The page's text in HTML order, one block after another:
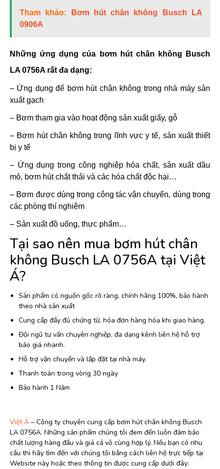
Tham khảo:
Bơm hút chân không Busch LA
0906A
Những ứng dụng của bơm hút chân không Busch
LA 0756A rất đa dạng:
– Ứng dụng để bơm hút chân không trong nhà máy sản
xuất gạch
– Bơm tham gia vào hoạt động sản xuất giấy, gỗ
– Bơm hút chân không trong lĩnh vực y tế, sản xuất thiết
bị y tế
– Ứng dụng trong công nghiệp hóa chất, sản xuất dầu
mỏ, bơm hút chất thải và các hóa chất độc hại…
– Bơm được dùng trong công tác vận chuyển, dùng trong
các phòng thí nghiệm
– Sản xuất đồ uống, thực phẩm…
Tại sao nên mua bơm hút chân
không Busch LA 0756A tại Việt
Á?
Sản phẩm có nguồn gốc rõ ràng, chính hãng 100%, bảo hành
theo nhà sản xuất
Cung cấp đầy đủ chứng từ, hóa đơn hàng hóa khi giao hàng.
Đội ngũ tư vấn chuyên nghiệp, đa dạng kênh liên hệ hỗ trợ
báo giá nhanh.
Hỗ trợ vận chuyển và lắp đặt tại nhà máy.
Thanh toán trong vòng 30 ngày
Bảo hành 1 Năm
Việt Á – Công ty chuyên cung cấp bơm hút chân không Busch
LA 0756A. Những sản phẩm chúng tôi đem đến luôn đảm bảo
chất lượng hàng đầu và giá cả vô cùng hợp lý. Nếu bạn có nhu
cầu thì hãy tìm đến với chúng tôi bằng cách liên hệ trực tiếp tại
Website này hoặc theo thông tin được cung cấp dưới đây: